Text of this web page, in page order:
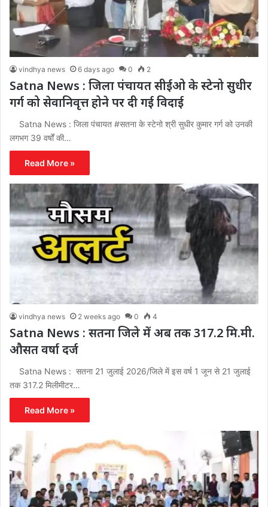
vindhya news 6 days ago 0 2
Satna News : जिला पंचायत सीईओ के स्टेनो सुधीर
गर्ग को सेवानिवृत्त होने पर दी गई विदाई
Satna News : जिला पंचायत #सतना के स्टेनो श्री सुधीर कुमार गर्ग को उनकी
लगभग 39 वर्षों की…
Read More »
vindhya news 2 weeks ago 0 4
Satna News : सतना जिले में अब तक 317.2 मि.मी.
औसत वर्षा दर्ज
Satna News : सतना 21 जुलाई 2026/जिले में इस वर्ष 1 जून से 21 जुलाई
तक 317.2 मिलीमीटर…
Read More »